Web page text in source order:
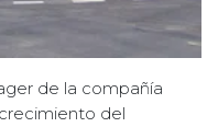
de la compañía
del